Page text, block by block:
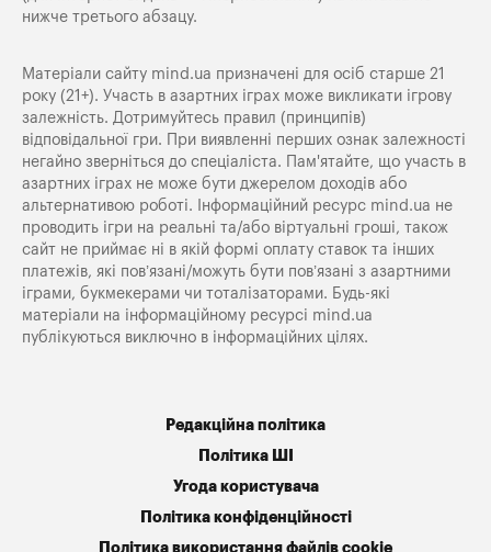
нижче третього абзацу.
Матеріали сайту mind.ua призначені для осіб старше 21
року (21+). Участь в азартних іграх може викликати ігрову
залежність. Дотримуйтесь правил (принципів)
відповідальної гри. При виявленні перших ознак залежності
негайно зверніться до спеціаліста. Пам'ятайте, що участь в
азартних іграх не може бути джерелом доходів або
альтернативою роботі. Інформаційний ресурс mind.ua не
проводить ігри на реальні та/або віртуальні гроші, також
сайт не приймає ні в якій формі оплату ставок та інших
платежів, які пов’язані/можуть бути пов’язані з азартними
іграми, букмекерами чи тоталізаторами. Будь-які
матеріали на інформаційному ресурсі mind.ua
публікуються виключно в інформаційних цілях.
Редакційна політика
Політика ШІ
Угода користувача
Політика конфіденційності
Політика використання файлів cookie